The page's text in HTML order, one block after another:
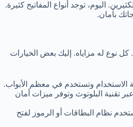
اليوم، توجد أنواع المفاتيح كثيرة.
بأمان.
كل نوع له مزاياه. إليك بعض الخيارات
الاستخدام وتستخدم في معظم الأبواب.
تقنية البلوتوث وتوفر ميزات أمان
نظام البطاقات أو الرموز لفتح